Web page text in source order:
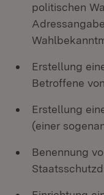
politischen
Erstellung
Betroffene
Erstellung
(einer
Benennung